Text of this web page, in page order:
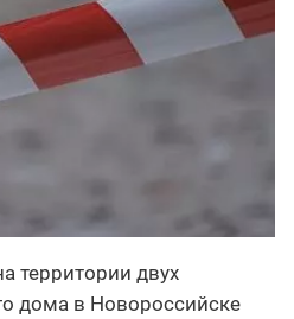
территории двух
дома в Новороссийске